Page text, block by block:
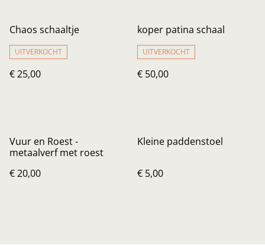
Chaos schaaltje
UITVERKOCHT
€ 25,00
koper patina schaal
UITVERKOCHT
€ 50,00
Vuur en Roest -
metaalverf met roest
€ 20,00
Kleine paddenstoel
€ 5,00